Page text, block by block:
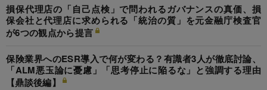
損保代理店の「自己点検」で問われるガバナンスの真価、損
保会社と代理店に求められる「統治の質」を元金融庁検査官
が6つの観点から提言
保険業界へのESR導入で何が変わる？有識者3人が徹底討論、
「ALM悪玉論に憂慮」「思考停止に陥るな」と強調する理由
【鼎談後編】